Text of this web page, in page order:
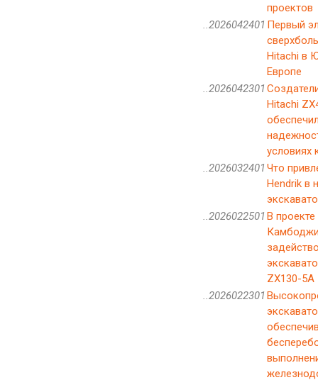
проектов
..2026042401 Первый
Hitachi в
Европе
..2026042301
Hitachi
условиях
..2026032401 Что
Hendrik в
..2026022501 В
ZX130-5A
..2026022301